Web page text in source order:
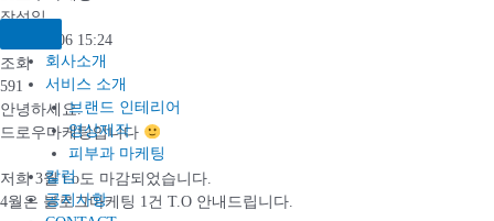
회사소개
서비스 소개
브랜드 인테리어
영상제작
피부과 마케팅
칼럼
공지사항
작성일
2025-03-06 15:24
조회
591
안녕하세요.
드로우마케팅입니다
저희 3월 t.o도 마감되었습니다.
4월은 블로그마케팅 1건 T.O 안내드립니다.